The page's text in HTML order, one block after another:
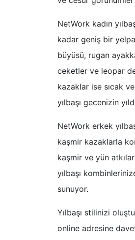
NetWork kadın
kadar geniş bir
büyüsü, rugan
ceketler ve leopar
kazaklar ise sıcak
yılbaşı gecenizin
NetWork erkek
kaşmir kazaklarla
kaşmir ve yün
yılbaşı
sunuyor.
Yılbaşı stilinizi
online adresine